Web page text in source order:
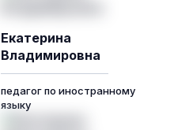
Екатерина
Владимировна
педагог по иностранному
языку